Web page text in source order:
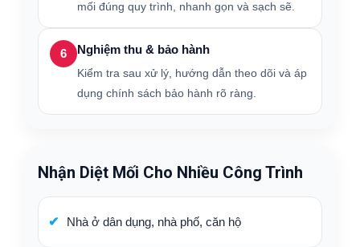
mối đúng quy trình, nhanh gọn và sạch sẽ.
6 Nghiệm thu & bảo hành
Kiểm tra sau xử lý, hướng dẫn theo dõi và áp
dụng chính sách bảo hành rõ ràng.
Nhận Diệt Mối Cho Nhiều Công Trình
Nhà ở dân dụng, nhà phố, căn hộ